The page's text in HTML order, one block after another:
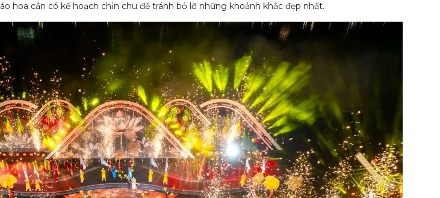
hoa cần có kế hoạch chỉn chu để tránh bỏ lỡ những khoảnh khắc đẹp nhất.